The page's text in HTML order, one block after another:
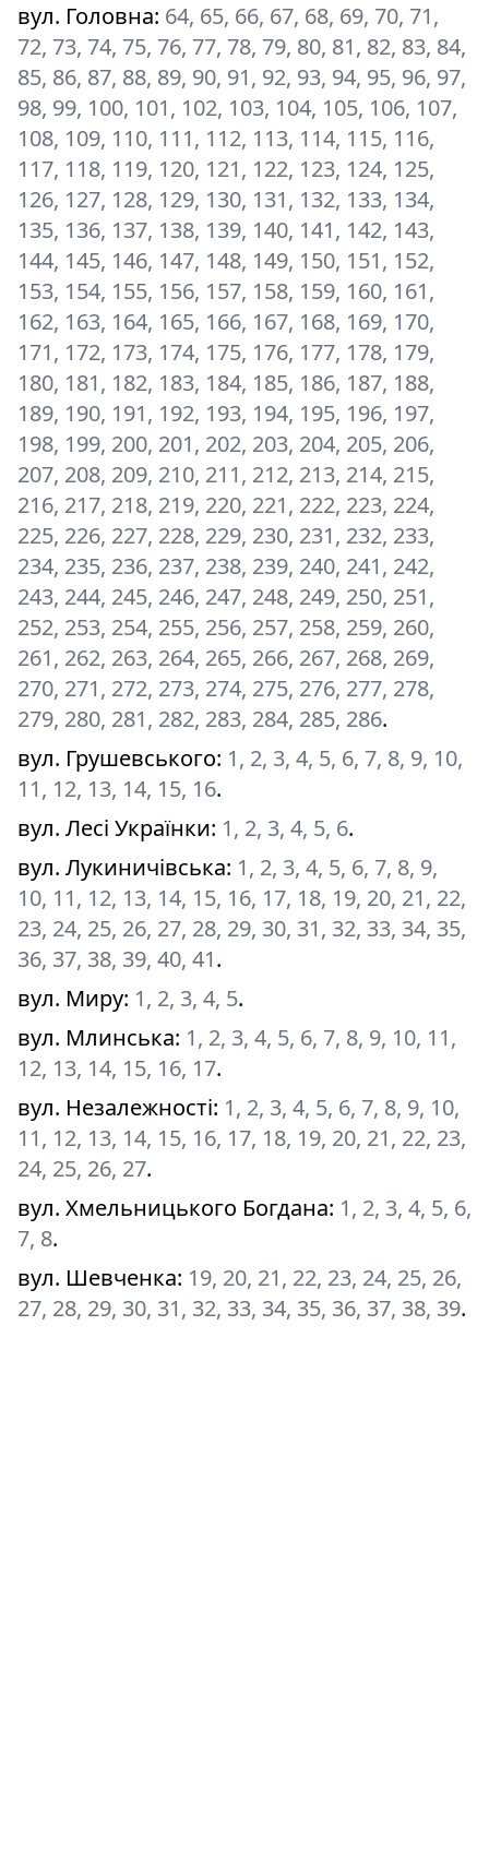
вул. Головна: 64, 65, 66, 67, 68, 69, 70, 71,
72, 73, 74, 75, 76, 77, 78, 79, 80, 81, 82, 83, 84,
85, 86, 87, 88, 89, 90, 91, 92, 93, 94, 95, 96, 97,
98, 99, 100, 101, 102, 103, 104, 105, 106, 107,
108, 109, 110, 111, 112, 113, 114, 115, 116,
117, 118, 119, 120, 121, 122, 123, 124, 125,
126, 127, 128, 129, 130, 131, 132, 133, 134,
135, 136, 137, 138, 139, 140, 141, 142, 143,
144, 145, 146, 147, 148, 149, 150, 151, 152,
153, 154, 155, 156, 157, 158, 159, 160, 161,
162, 163, 164, 165, 166, 167, 168, 169, 170,
171, 172, 173, 174, 175, 176, 177, 178, 179,
180, 181, 182, 183, 184, 185, 186, 187, 188,
189, 190, 191, 192, 193, 194, 195, 196, 197,
198, 199, 200, 201, 202, 203, 204, 205, 206,
207, 208, 209, 210, 211, 212, 213, 214, 215,
216, 217, 218, 219, 220, 221, 222, 223, 224,
225, 226, 227, 228, 229, 230, 231, 232, 233,
234, 235, 236, 237, 238, 239, 240, 241, 242,
243, 244, 245, 246, 247, 248, 249, 250, 251,
252, 253, 254, 255, 256, 257, 258, 259, 260,
261, 262, 263, 264, 265, 266, 267, 268, 269,
270, 271, 272, 273, 274, 275, 276, 277, 278,
279, 280, 281, 282, 283, 284, 285, 286.
вул. Грушевського: 1, 2, 3, 4, 5, 6, 7, 8, 9, 10,
11, 12, 13, 14, 15, 16.
вул. Лесі Українки: 1, 2, 3, 4, 5, 6.
вул. Лукиничівська: 1, 2, 3, 4, 5, 6, 7, 8, 9,
10, 11, 12, 13, 14, 15, 16, 17, 18, 19, 20, 21, 22,
23, 24, 25, 26, 27, 28, 29, 30, 31, 32, 33, 34, 35,
36, 37, 38, 39, 40, 41.
вул. Миру: 1, 2, 3, 4, 5.
вул. Млинська: 1, 2, 3, 4, 5, 6, 7, 8, 9, 10, 11,
12, 13, 14, 15, 16, 17.
вул. Незалежності: 1, 2, 3, 4, 5, 6, 7, 8, 9, 10,
11, 12, 13, 14, 15, 16, 17, 18, 19, 20, 21, 22, 23,
24, 25, 26, 27.
вул. Хмельницького Богдана: 1, 2, 3, 4, 5, 6,
7, 8.
вул. Шевченка: 19, 20, 21, 22, 23, 24, 25, 26,
27, 28, 29, 30, 31, 32, 33, 34, 35, 36, 37, 38, 39.